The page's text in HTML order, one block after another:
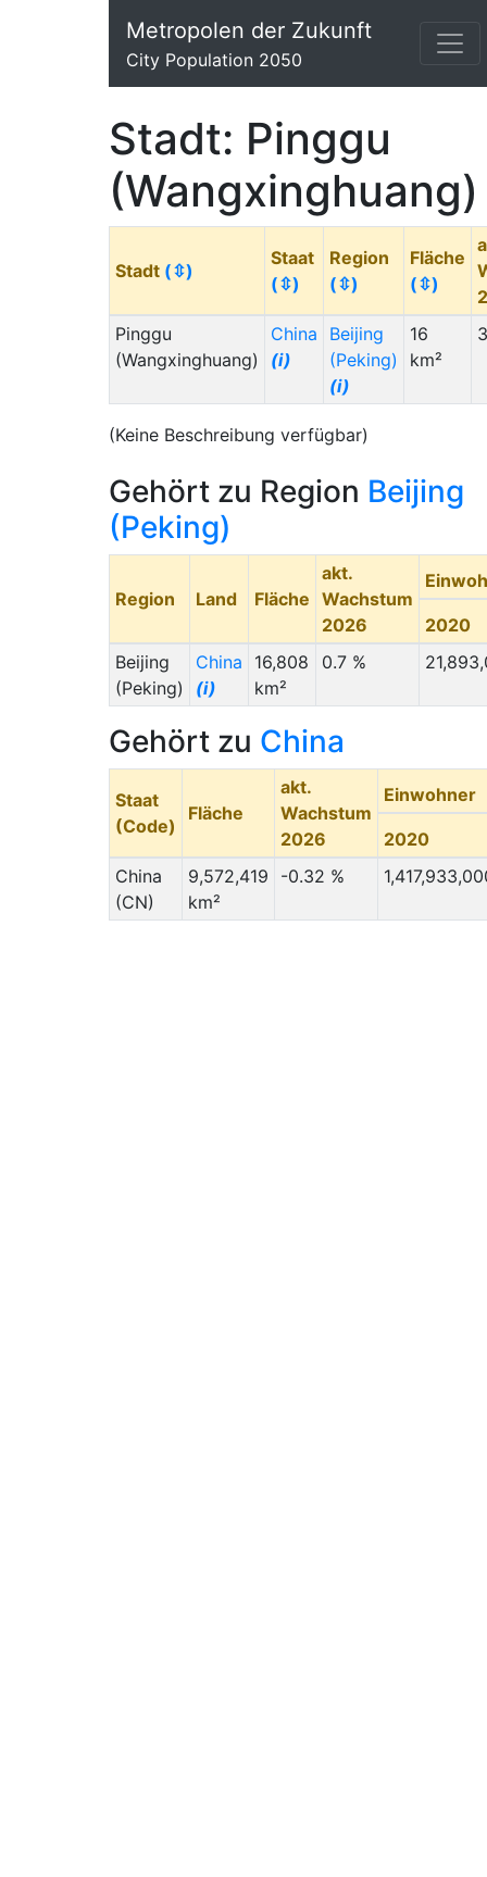
Metropolen der Zukunft
City Population 2050
Stadt: Pinggu
(Wangxinghuang)
Stadt (⇳)
Staat
(⇳)
Region
(⇳)
Fläche
(⇳)
Pinggu
(Wangxinghuang)
China
(i)
Beijing
(Peking)
(i)
16
km²
(Keine Beschreibung verfügbar)
Gehört zu Region Beijing
(Peking)
Region Land Fläche
akt.
Wachstum
2026
2020
Beijing
(Peking)
China
(i)
16,808
km²
0.7 %
Gehört zu China
Staat
(Code)
Fläche
akt.
Wachstum
2026
Einwohner
2020
China
(CN)
9,572,419
km²
-0.32 %